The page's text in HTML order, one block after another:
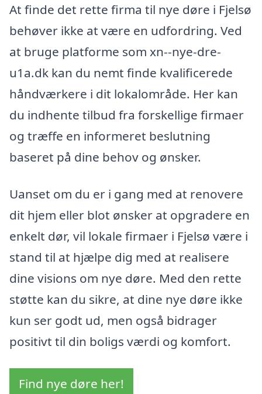
At finde det rette firma til nye døre i Fjelsø
behøver ikke at være en udfordring. Ved
at bruge platforme som xn--nye-dre-
u1a.dk kan du nemt finde kvalificerede
håndværkere i dit lokalområde. Her kan
du indhente tilbud fra forskellige firmaer
og træffe en informeret beslutning
baseret på dine behov og ønsker.
Uanset om du er i gang med at renovere
dit hjem eller blot ønsker at opgradere en
enkelt dør, vil lokale firmaer i Fjelsø være i
stand til at hjælpe dig med at realisere
dine visions om nye døre. Med den rette
støtte kan du sikre, at dine nye døre ikke
kun ser godt ud, men også bidrager
positivt til din boligs værdi og komfort.
Find nye døre her!